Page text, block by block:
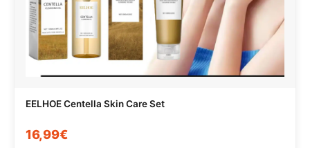
EELHOE Centella Skin Care Set
16,99€